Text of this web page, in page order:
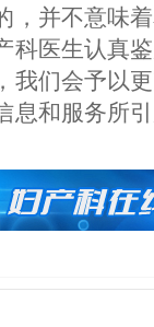
，并不意味
科医生认真
我们会予以
息和服务所